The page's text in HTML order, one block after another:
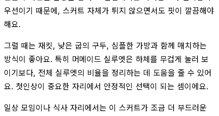
우선이기 때문에, 스커트 자체가 튀지 않으면서도 핏이 깔끔해야
해요.
그럴 때는 재킷, 낮은 굽의 구두, 심플한 가방과 함께 매치하는
방식이 좋아요. 특히 머메이드 실루엣은 하체를 무겁게 눌러 보
이기보다, 전체 실루엣의 비율을 정리하는 데 도움을 줄 수 있어
요. 첫인상이 중요한 자리에서 안정적인 선택이 되는 셈이에요.
일상 모임이나 식사 자리에서는 이 스커트가 조금 더 부드러운